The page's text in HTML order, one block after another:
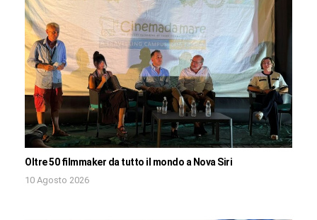
Oltre 50 filmmaker da tutto il mondo a Nova Siri
10 Agosto 2026